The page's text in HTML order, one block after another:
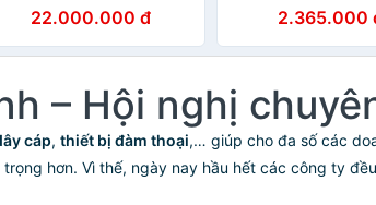
22.000.000 đ 2.365.000
– Hội nghị
cáp, thiết bị đàm thoại,… giúp cho đa số các
hơn. Vì thế, ngày nay hầu hết các công ty